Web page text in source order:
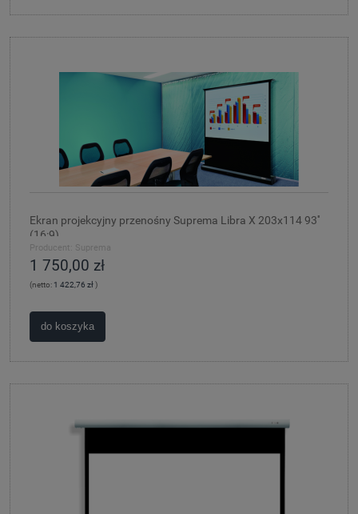
Ekran projekcyjny przenośny Suprema Libra X 203x114 93''
(16:9)
Producent: Suprema
1 750,00 zł
(netto: 1 422,76 zł)
do koszyka